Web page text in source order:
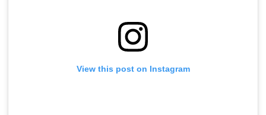
View this post on Instagram